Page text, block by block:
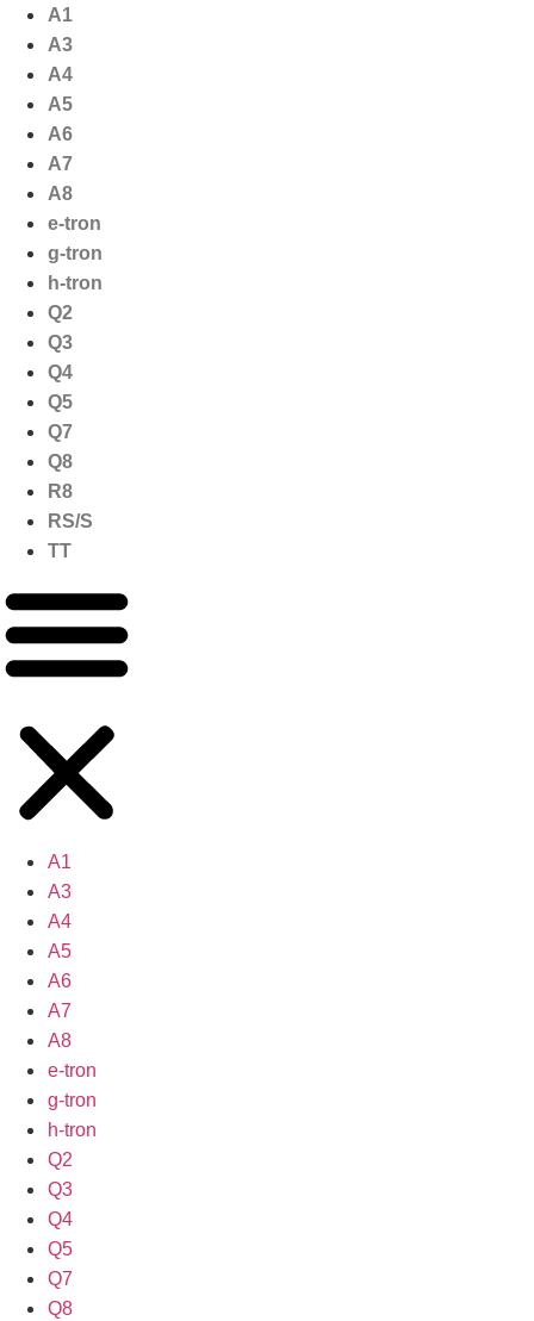
naar
inhoud
A1
A3
A4
A5
A6
A7
A8
e-tron
g-tron
h-tron
Q2
Q3
Q4
Q5
Q7
Q8
R8
RS/S
TT
A1
A3
A4
A5
A6
A7
A8
e-tron
g-tron
h-tron
Q2
Q3
Q4
Q5
Q7
Q8